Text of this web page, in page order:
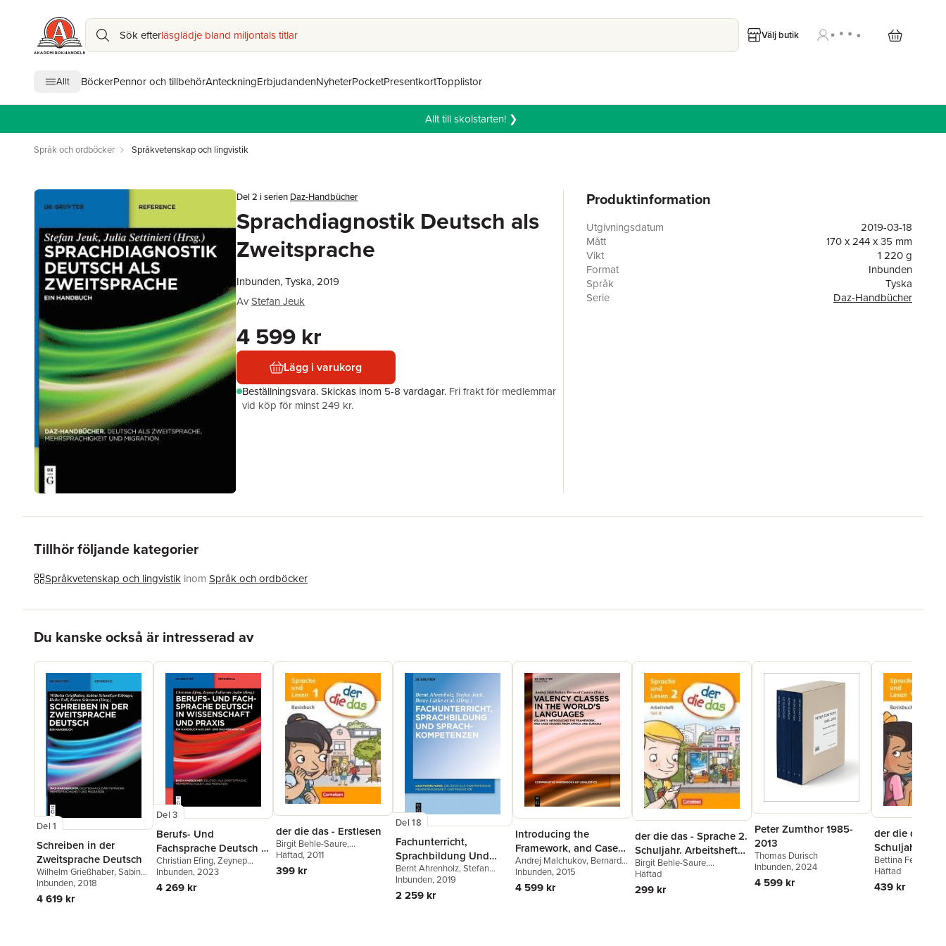
Sök efterläsglädje bland miljontals titlar Välj butik
Allt BöckerPennor och tillbehörAnteckningErbjudandenNyheterPocketPresentkortTopplistor
Allt till skolstarten! ❯
Språk och ordböcker Språkvetenskap och lingvistik
Del 2 i serien Daz-Handbücher
Sprachdiagnostik Deutsch als
Zweitsprache
Inbunden, Tyska, 2019
AvStefan Jeuk
4 599 kr
Lägg i varukorg
Beställningsvara.Skickas inom 5-8 vardagar. Fri frakt för medlemmar
vid köp för minst 249 kr.
Produktinformation
Utgivningsdatum
2019-03-18
Mått
170 x 244 x 35 mm
Vikt
1 220 g
Format
Inbunden
Språk
Tyska
Serie
Daz-Handbücher
Tillhör följande kategorier
Språkvetenskap och lingvistik inom Språk och ordböcker
Du kanske också är intresserad av
Del 1
Schreiben in der
Zweitsprache Deutsch
Wilhelm Grießhaber,Sabine
Schmölzer-Eibinger
Roll,Karen Schramm
Inbunden, 2018
4 619 kr
Del 3
Berufs- Und
Fachsprache Deutsch in
Wissenschaft Und
PRAXIS
Christian Efing,Zeynep
Kalkavan-Aydın
Inbunden, 2023
4 269 kr
der die das - Erstlesen
Birgit Behle-Saure,
Heidelinde Foster
Hubbert
Kathrin Röder
Häftad, 2011
399 kr
Del 18
Fachunterricht,
Sprachbildung Und
Sprachkompetenzen
Bernt Ahrenholz,Stefan
Jeuk,Beate Lütke
Paetsch ,Heike Roll
Inbunden, 2019
2 259 kr
Introducing the
Framework, and Case
Studies from Africa and
Eurasia
Andrej Malchukov, Bernard
Comrie
Inbunden, 2015
4 599 kr
der die das - Sprache 2.
Schuljahr. Arbeitsheft
Sprache Teil A und B im
Paket
Birgit Behle-Saure,
Heidelinde Foster
Olbrich,
Krystyna Strozyk
Häftad
299 kr
Peter Zumthor 1985-
2013
Thomas Durisch
Inbunden, 2024
4 599 kr
der die das 4.
Schuljahr.
Sprache und
Bettina
Heidelinde Foster
Hubbert
Lydia Kunz
Häftad
439 kr